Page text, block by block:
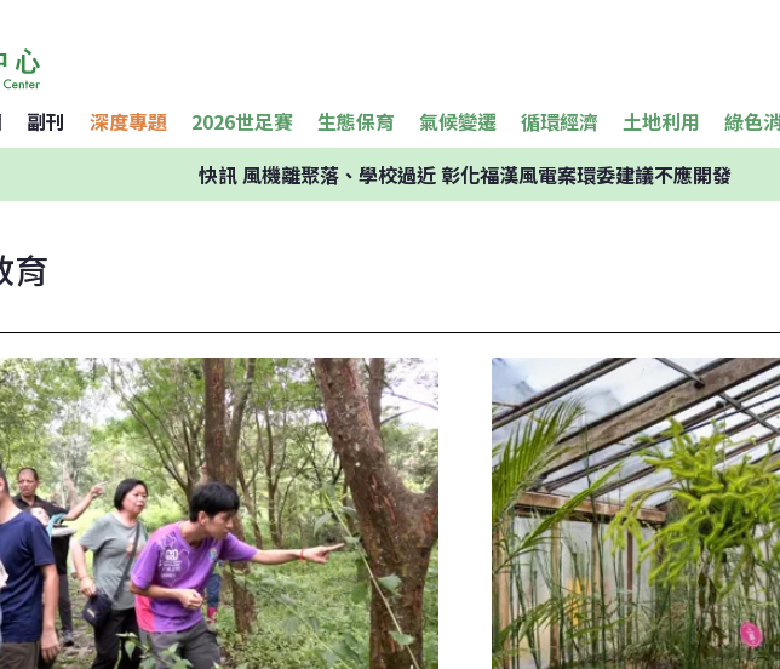
副刊 深度專題 2026世足賽 生態保育 氣候變遷 循環經濟 土地利用 綠色
快訊風機離聚落、學校過近 彰化福漢風電案環委建議不應開發
育